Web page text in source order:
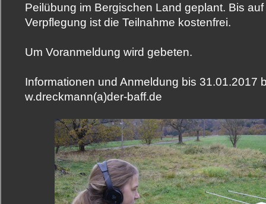
Peilübung im Bergischen Land geplant. Bis
Verpflegung ist die Teilnahme kostenfrei.
Um Voranmeldung wird gebeten.
Informationen und Anmeldung bis 31.01.2017
w.dreckmann(a)der-baff.de